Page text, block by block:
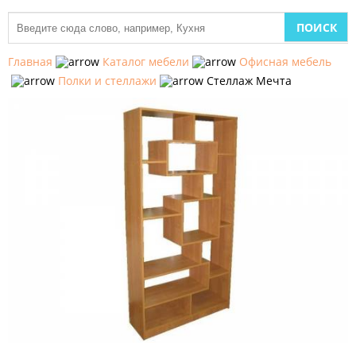
Главная Каталог мебели
Офисная мебель
Полки и стеллажи
Стеллаж Мечта
МЕБЕЛЬ
КУХНИ